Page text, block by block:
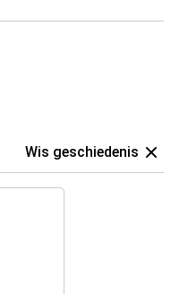
Wis geschiedenis